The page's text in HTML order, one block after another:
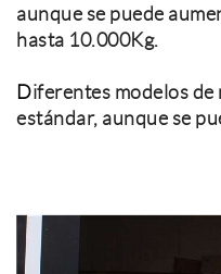
aunque se puede
hasta 10.000Kg.
Diferentes modelos de
estándar, aunque se